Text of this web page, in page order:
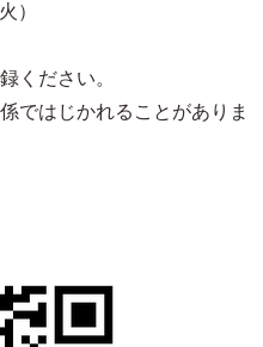
）
ください。
ではじかれることがありま